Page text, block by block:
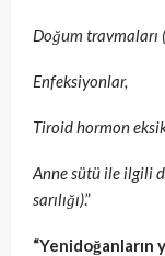
Doğum travmaları
Enfeksiyonlar,
Tiroid hormon
Anne sütü ile ilgili
sarılığı).”